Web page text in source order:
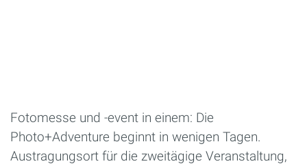
Fotomesse und -event in einem: Die
Photo+Adventure beginnt in wenigen Tagen.
Austragungsort für die zweitägige Veranstaltung,